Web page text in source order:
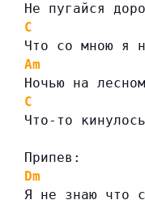
Не пугайся
C
Что со мною я
Am
Ночью на
C
Что-то
Припев:
Dm
Я не знаю что